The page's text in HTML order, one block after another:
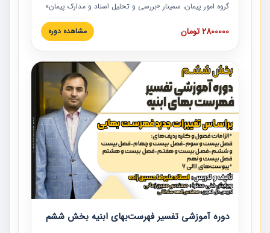
گروه امور پیمان، سمینار «بررسی و تحلیل اسناد و مدارک پیمان»
است که در دانشگاه صنعتی شریف ارائه شد. در این آموزش
نکات کلیدی مربوط به اسناد و مدارک پیمان، اولویت بندی اسناد
پیمان به همراه تجربیات عملی در این خصوص ارائه شده است.
2800000 تومان مشاهده دوره
دوره آموزشی تفسیر فهرست‌بهای ابنیه بخش ششم